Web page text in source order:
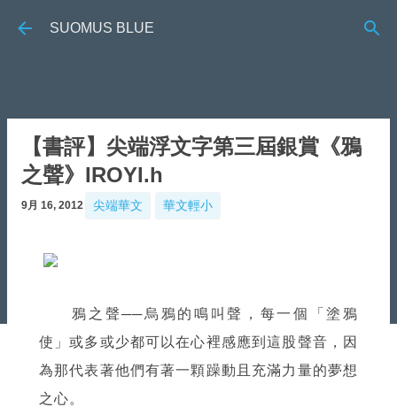
SUOMUS BLUE
【書評】尖端浮文字第三屆銀賞《鴉
之聲》IROYI.h
9月 16, 2012 尖端華文 華文輕小
鴉之聲──烏鴉的鳴叫聲，每一個「塗鴉
使」或多或少都可以在心裡感應到這股聲音，因
為那代表著他們有著一顆躁動且充滿力量的夢想
之心。